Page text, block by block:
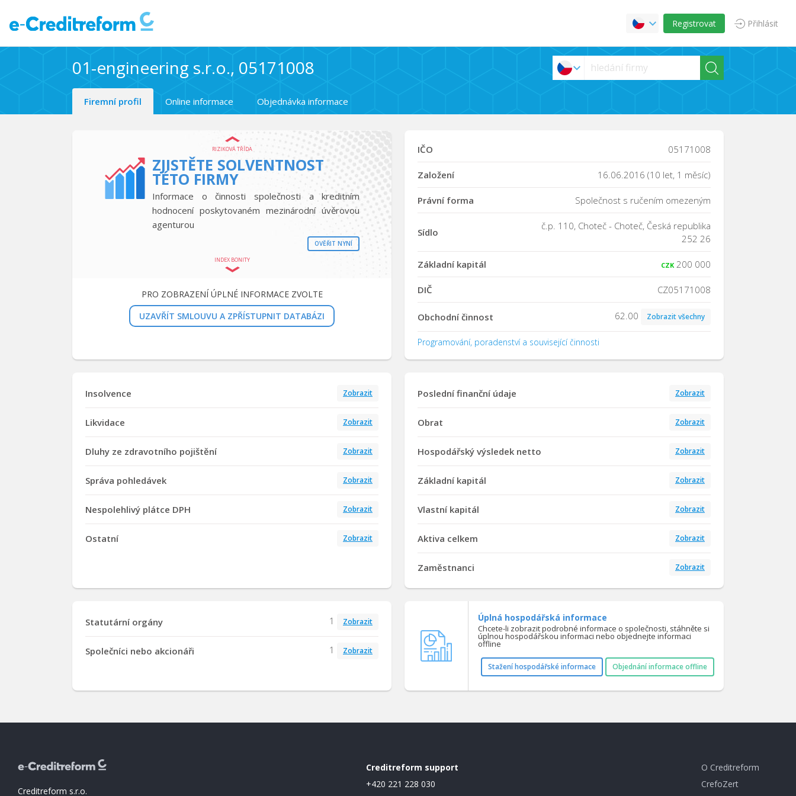
Registrovat Přihlásit
01-engineering s.r.o., 05171008
Firemní profil Online informace Objednávka informace
RIZIKOVÁ TŘÍDA
ZJISTĚTE SOLVENTNOST
TÉTO FIRMY
Informace o činnosti společnosti a kreditním
hodnocení poskytovaném mezinárodní úvěrovou
agenturou
OVĚŘIT NYNÍ
INDEX BONITY
PRO ZOBRAZENÍ ÚPLNÉ INFORMACE ZVOLTE
UZAVŘÍT SMLOUVU A ZPŘÍSTUPNIT DATABÁZI
IČO 05171008
Založení 16.06.2016 (10 let, 1 měsíc)
Právní forma Společnost s ručením omezeným
Sídlo
č.p. 110, Choteč - Choteč, Česká republika
252 26
Základní kapitál CZK 200 000
DIČ CZ05171008
Obchodní činnost 62.00 Zobrazit všechny
Programování, poradenství a související činnosti
Insolvence Zobrazit
Likvidace Zobrazit
Dluhy ze zdravotního pojištění Zobrazit
Správa pohledávek Zobrazit
Nespolehlivý plátce DPH Zobrazit
Ostatní Zobrazit
Poslední finanční údaje Zobrazit
Obrat Zobrazit
Hospodářský výsledek netto Zobrazit
Základní kapitál Zobrazit
Vlastní kapitál Zobrazit
Aktiva celkem Zobrazit
Zaměstnanci Zobrazit
Statutární orgány 1 Zobrazit
Společníci nebo akcionáři 1 Zobrazit
Úplná hospodářská informace
Chcete-li zobrazit podrobné informace o společnosti, stáhněte si
úplnou hospodářskou informaci nebo objednejte informaci
offline
Stažení hospodářské informace Objednání informace offline
Creditreform s.r.o.
Creditreform support
+420 221 228 030
O Creditreform
CrefoZert